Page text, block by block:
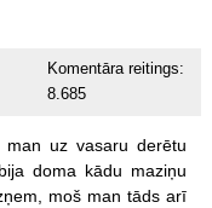
Komentāra reitings:
8.685
man uz vasaru derētu
bija doma kādu maziņu
moš man tāds arī